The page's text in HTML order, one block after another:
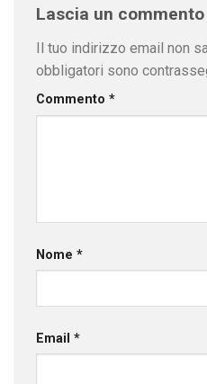
Lascia un commento
Il tuo indirizzo email non
obbligatori sono
Commento *
Nome *
Email *